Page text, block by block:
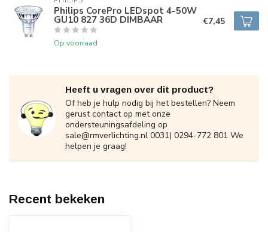
Philips CorePro LEDspot 4-50W
GU10 827 36D DIMBAAR
Op voorraad
€7,45
Heeft u vragen over dit product?
Of heb je hulp nodig bij het bestellen? Neem
gerust contact op met onze
ondersteuningsafdeling op
sale@rmverlichting.nl 0031) 0294-772 801 We
helpen je graag!
Recent bekeken